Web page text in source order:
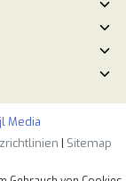
Media
| Sitemap